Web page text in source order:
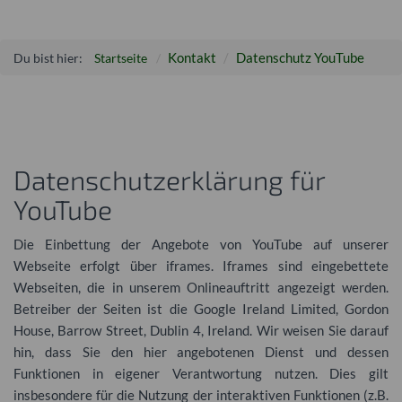
Du bist hier: Startseite Kontakt Datenschutz YouTube
Datenschutzerklärung für
YouTube
Die Einbettung der Angebote von YouTube auf unserer
Webseite erfolgt über iframes. Iframes sind eingebettete
Webseiten, die in unserem Onlineauftritt angezeigt werden.
Betreiber der Seiten ist die Google Ireland Limited, Gordon
House, Barrow Street, Dublin 4, Ireland. Wir weisen Sie darauf
hin, dass Sie den hier angebotenen Dienst und dessen
Funktionen in eigener Verantwortung nutzen. Dies gilt
insbesondere für die Nutzung der interaktiven Funktionen (z.B.